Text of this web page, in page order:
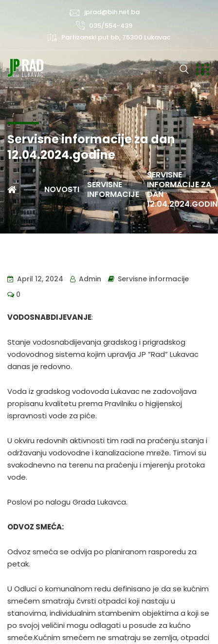
jprad@bih.net.ba
035/554-439
Partizanski put bb, 75300 Lukavac
Servisne informacije za dan
12.04.2024.godine
NOVOSTI
SERVISNE
INFORMACIJE
SERVISNE
INFORMACIJE ZA
DAN
April 12, 2024 Admin
Servisne informacije
0
VODOSNABDIJEVANJE:
Stanje vodosnabdijevanja gradskog i prigradskog
vodovodnog sistema kojim upravlja JP ”Rad” Lukavac
danas je redovno.
Voda iz gradskog vodovoda Lukavac ne zadovoljava
propisanu kvalitetu prema Pravilniku o higijenskoj
ispravnosti vode za piće.
U okviru redovnih aktivnosti tim radi na praćenju stanja i
održavanju vodovodne i kanalizacione mreže. Timovi su
svakodnevno na terenu na praćenju i mjerenju protoka
vode.
Poslovi po nalogu Grada Lukavca.
ODVOZ SMEĆA:
Odvoz smeća se odvija po planiranom rasporedu za
petak.
U Odluci o komunalnom redu definisano je da se kućnim
smećem smatraju čvrsti otpadci koji nastaju u
stanovima, individualnim stambenim objektima a koji se
po svojoj veličini mogu odlagati u posude za kućno
smeće.Kućnim smećem ne smatraju se zemlja, otpadci